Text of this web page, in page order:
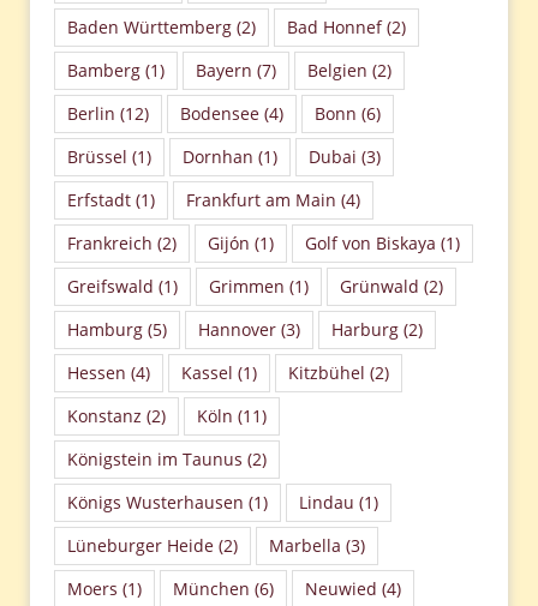
Baden Württemberg (2) Bad Honnef(2)
Bamberg (1) Bayern (7) Belgien (2)
Berlin (12) Bodensee (4) Bonn (6)
Brüssel (1) Dornhan (1) Dubai (3)
Erfstadt (1) Frankfurt am Main (4)
Frankreich (2) Gijón (1) Golf von Biskaya (1)
Greifswald (1) Grimmen (1) Grünwald (2)
Hamburg (5) Hannover (3) Harburg (2)
Hessen (4) Kassel (1) Kitzbühel (2)
Konstanz (2) Köln (11)
Königstein im Taunus (2)
Königs Wusterhausen (1) Lindau (1)
Lüneburger Heide (2) Marbella (3)
Moers (1) München (6) Neuwied (4)